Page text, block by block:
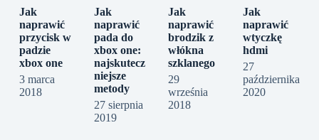
Jak
naprawić
przycisk w
padzie
xbox one
3 marca
2018
Jak
naprawić
pada do
xbox one:
najskutecz
niejsze
metody
27 sierpnia
2019
Jak
naprawić
brodzik z
włókna
szklanego
29
września
2018
Jak
naprawić
wtyczkę
hdmi
27
października
2020